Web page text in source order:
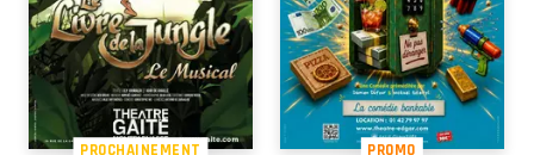
PROCHAINEMENT PROMO